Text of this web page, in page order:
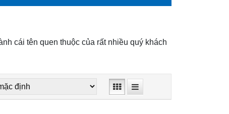
cái tên quen thuộc của rất nhiều quý khách